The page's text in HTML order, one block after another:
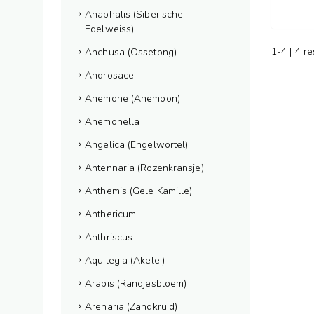
Anaphalis (Siberische
Edelweiss)
Anchusa (Ossetong)
Androsace
Anemone (Anemoon)
Anemonella
Angelica (Engelwortel)
Antennaria (Rozenkransje)
Anthemis (Gele Kamille)
Anthericum
Anthriscus
Aquilegia (Akelei)
Arabis (Randjesbloem)
Arenaria (Zandkruid)
1-4 | 4